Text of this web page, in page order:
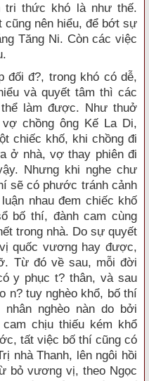
tri thức khó là như thế.
cũng nên hiểu, để bớt sự
Tăng Ni. Còn các việc
đối đ?, trong khó có dễ,
và quyết tâm thì các
làm được. Như thuở
chồng ông Kế La Di,
chiếc khố, khi chồng đi
ở nhà, vợ thay phiên đi
Nhưng khi nghe chư
sẽ có phước tránh cảnh
nhau đem chiếc khố
bố thí, đành cam cùng
trong nhà. Do sự quyết
quốc vương hay được,
Từ đó về sau, mỗi đời
y phục t? thân, và sau
n? tuy nghèo khổ, bố thí
nghèo nàn do bởi
chịu thiếu kém khổ
tất việc bố thí cũng có
nhà Thanh, lên ngôi hồi
bỏ vương vị, theo Ngọc